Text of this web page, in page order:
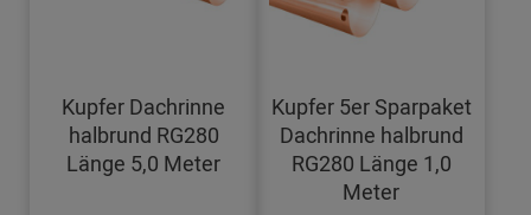
Kupfer Dachrinne
halbrund RG280
Länge 5,0 Meter
Kupfer 5er Sparpaket
Dachrinne halbrund
RG280 Länge 1,0
Meter